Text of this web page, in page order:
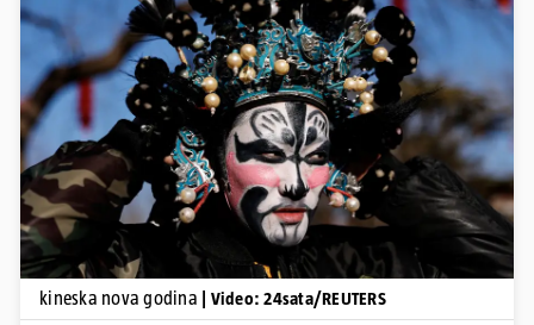
Pokretanje videa...
kineska nova godina | Video: 24sata/REUTERS